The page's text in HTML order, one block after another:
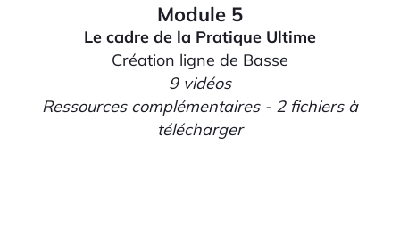
Module 5
Le cadre de la Pratique Ultime
Création ligne de Basse
9 vidéos
Ressources complémentaires - 2 fichiers à
télécharger